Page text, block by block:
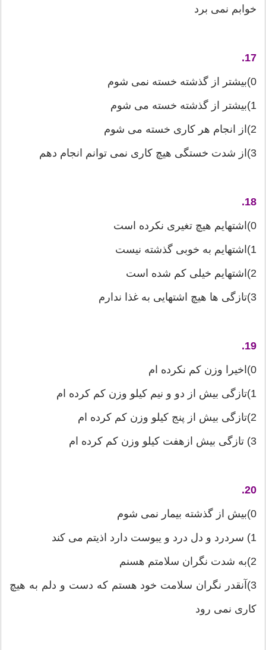
خوابم نمی برد
17.
0)بیشتر از گذشته خسته نمی شوم
1)بیشتر از گذشته خسته می شوم
2)از انجام هر كاری خسته می شوم
3)از شدت خستگی هیچ كاری نمی توانم انجام دهم
18.
0)اشتهایم هیچ تغیری نكرده است
1)اشتهایم به خوبی گذشته نیست
2)اشتهایم خیلی كم شده است
3)تازگی ها هیچ اشتهایی به غذا ندارم
19.
0)اخیرا وزن كم نكرده ام
1)تازگی بیش از دو و نیم كیلو وزن كم كرده ام
2)تازگی بیش از پنج كیلو وزن كم كرده ام
3) تازگی بیش ازهفت كیلو وزن كم كرده ام
20.
0)بیش از گذشته بیمار نمی شوم
1) سردرد و دل درد و یبوست دارد اذیتم می كند
2)به شدت نگران سلامتم هسنم
3)آنقدر نگران سلامت خود هستم كه دست و دلم به هیچ
كاری نمی رود